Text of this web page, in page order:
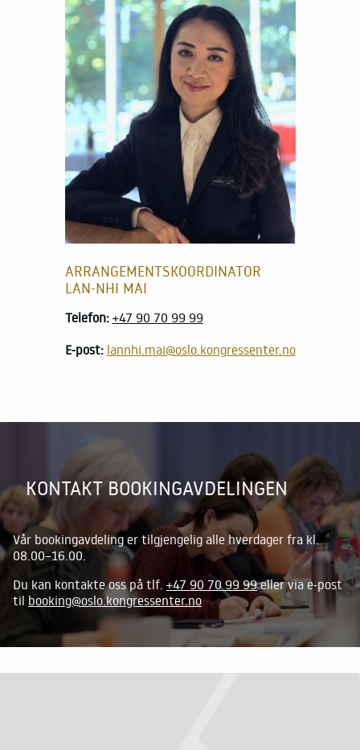
ARRANGEMENTSKOORDINATOR
LAN-NHI MAI
Telefon: +47 90 70 99 99
E-post: lannhi.mai@oslo.kongressenter.no
KONTAKT BOOKINGAVDELINGEN
Vår bookingavdeling er tilgjengelig alle hverdager fra kl.
08.00–16.00.
Du kan kontakte oss på tlf. +47 90 70 99 99eller via e-post
til booking@oslo.kongressenter.no